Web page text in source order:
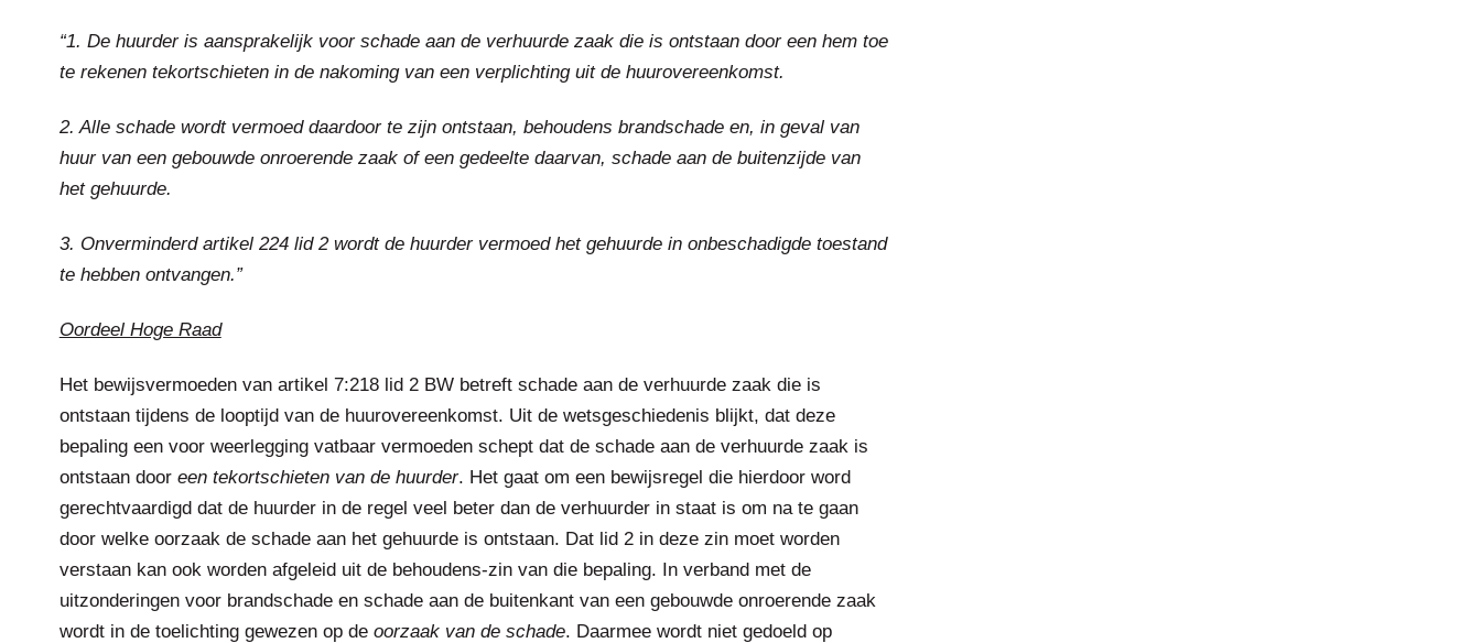
“1. De huurder is aansprakelijk voor schade aan de verhuurde zaak die is ontstaan door een hem toe
te rekenen tekortschieten in de nakoming van een verplichting uit de huurovereenkomst.
2. Alle schade wordt vermoed daardoor te zijn ontstaan, behoudens brandschade en, in geval van
huur van een gebouwde onroerende zaak of een gedeelte daarvan, schade aan de buitenzijde van
het gehuurde.
3. Onverminderd artikel 224 lid 2 wordt de huurder vermoed het gehuurde in onbeschadigde toestand
te hebben ontvangen.”
Oordeel Hoge Raad
Het bewijsvermoeden van artikel 7:218 lid 2 BW betreft schade aan de verhuurde zaak die is
ontstaan tijdens de looptijd van de huurovereenkomst. Uit de wetsgeschiedenis blijkt, dat deze
bepaling een voor weerlegging vatbaar vermoeden schept dat de schade aan de verhuurde zaak is
ontstaan door een tekortschieten van de huurder. Het gaat om een bewijsregel die hierdoor word
gerechtvaardigd dat de huurder in de regel veel beter dan de verhuurder in staat is om na te gaan
door welke oorzaak de schade aan het gehuurde is ontstaan. Dat lid 2 in deze zin moet worden
verstaan kan ook worden afgeleid uit de behoudens-zin van die bepaling. In verband met de
uitzonderingen voor brandschade en schade aan de buitenkant van een gebouwde onroerende zaak
wordt in de toelichting gewezen op de oorzaak van de schade. Daarmee wordt niet gedoeld op